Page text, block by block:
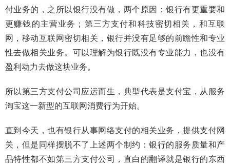
付业务的，之所以银行没有做，两个原因：银行有更重要和
更赚钱的主营业务；第三方支付和科技密切相关，和互联
网，移动互联网密切相关，银行并没有足够的前瞻性和专业
性去做相关业务。可以理解为银行既没有专业能力，也没有
盈利动力去做这块业务。
所以第三方支付公司应运而生，典型代表是支付宝，从服务
淘宝这一新型的互联网消费行为开始。
直到今天，也有银行从事网络支付的相关业务，提供支付网
关，但是同样摆脱不了上述两个制约：银行的服务质量和产
品特性都不如第三方支付公司，直白的翻译就是银行的东西